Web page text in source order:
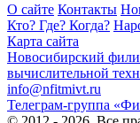
О сайте Контакты
Кто? Где? Когда?
Карта сайта
Новосибирский
вычислительной
info@nfitmivt.ru
Телеграм-группа